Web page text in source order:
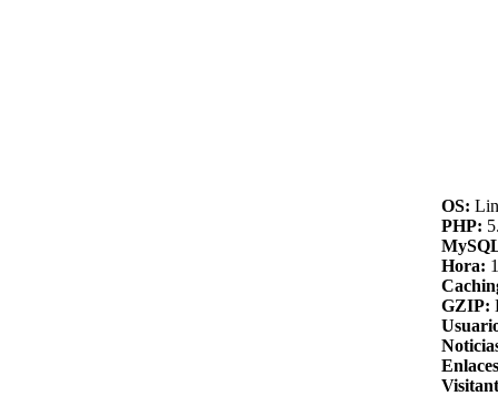
OS:
PHP:
Hora:
GZIP: